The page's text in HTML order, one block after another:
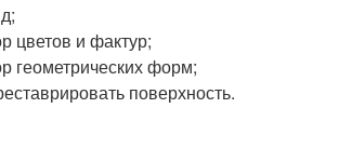
цветов и фактур;
геометрических форм;
поверхность.